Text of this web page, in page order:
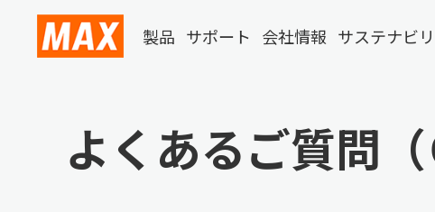
製品 サポート 会社情報 サステナビ
よくあるご質問（